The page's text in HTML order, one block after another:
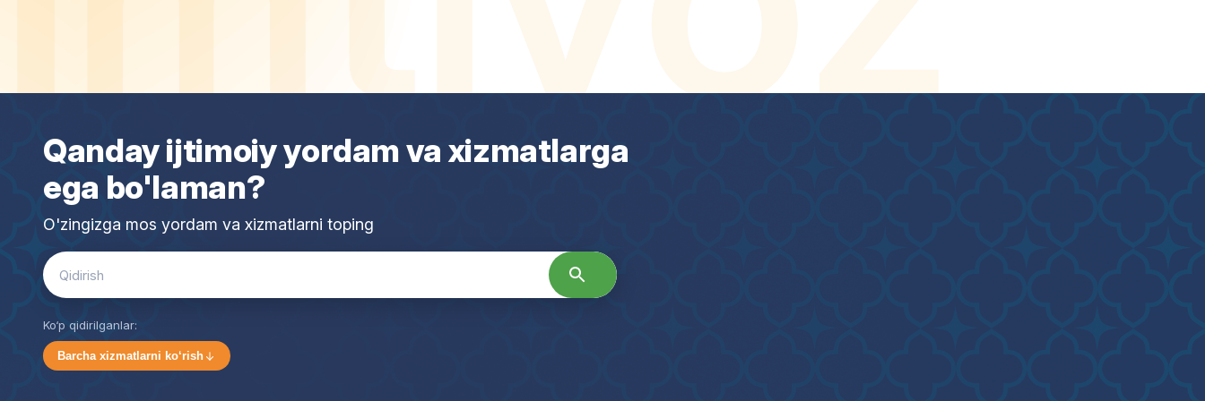
Qanday ijtimoiy yordam va xizmatlarga
ega bo'laman?
O'zingizga mos yordam va xizmatlarni toping
Search
for:
Ko‘p qidirilganlar:
Barcha xizmatlarni ko‘rish